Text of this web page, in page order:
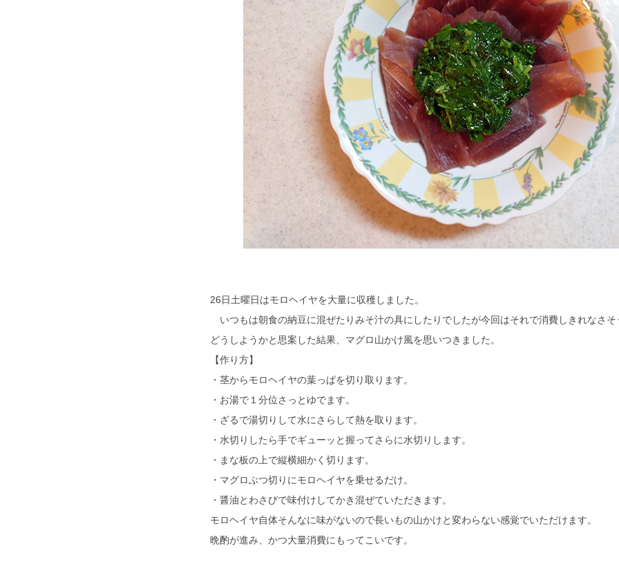
26日土曜日はモロヘイヤを大量に収穫しました。
いつもは朝食の納豆に混ぜたりみそ汁の具にしたりでしたが今回はそれで消費しきれなさそ
どうしようかと思案した結果、マグロ山かけ風を思いつきました。
【作り方】
・茎からモロヘイヤの葉っぱを切り取ります。
・お湯で１分位さっとゆでます。
・ざるで湯切りして水にさらして熱を取ります。
・水切りしたら手でギューッと握ってさらに水切りします。
・まな板の上で縦横細かく切ります。
・マグロぶつ切りにモロヘイヤを乗せるだけ。
・醤油とわさびで味付けしてかき混ぜていただきます。
モロヘイヤ自体そんなに味がないので長いもの山かけと変わらない感覚でいただけます。
晩酌が進み、かつ大量消費にもってこいです。